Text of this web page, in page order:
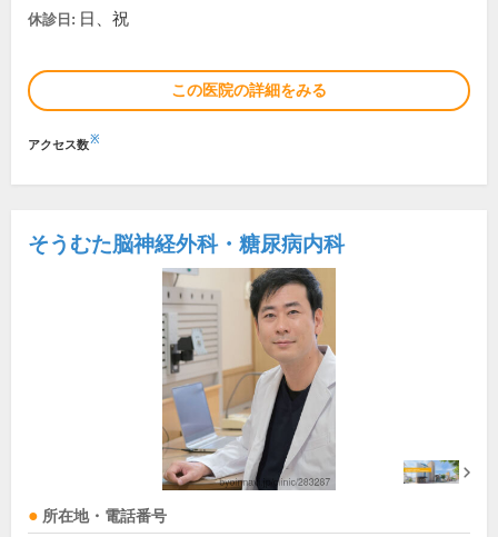
休診日: 日、祝
この医院の詳細をみる
アクセス数※
そうむた脳神経外科・糖尿病内科
所在地・電話番号